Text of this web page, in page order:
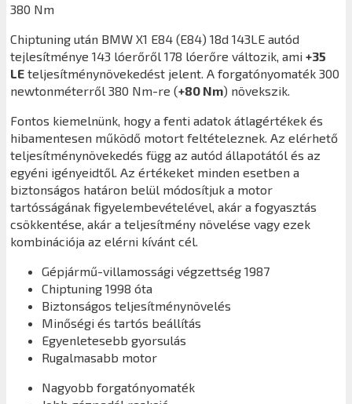
380 Nm
Chiptuning után BMW X1 E84 (E84) 18d 143LE autód
tejlesítménye 143 lóerőről 178 lóerőre változik, ami +35
LE teljesítménynövekedést jelent. A forgatónyomaték 300
newtonméterről 380 Nm-re (+80 Nm) növekszik.
Fontos kiemelnünk, hogy a fenti adatok átlagértékek és
hibamentesen működő motort feltételeznek. Az elérhető
teljesítménynövekedés függ az autód állapotától és az
egyéni igényeidtől. Az értékeket minden esetben a
biztonságos határon belül módosítjuk a motor
tartósságának figyelembevételével, akár a fogyasztás
csökkentése, akár a teljesítmény növelése vagy ezek
kombinációja az elérni kívánt cél.
Gépjármű-villamossági végzettség 1987
Chiptuning 1998 óta
Biztonságos teljesítménynövelés
Minőségi és tartós beállítás
Egyenletesebb gyorsulás
Rugalmasabb motor
Nagyobb forgatónyomaték